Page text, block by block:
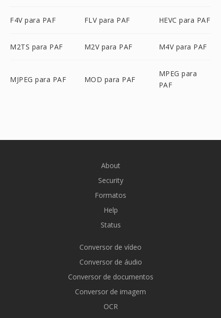
F4V para PAF FLV para PAF HEVC para PAF
M2TS para PAF M2V para PAF M4V para PAF
MJPEG para PAF MOD para PAF
MPEG para
PAF
About
Security
Formatos
Help
Status
Conversor de vídeo
Conversor de áudio
Conversor de documentos
Conversor de imagem
OCR